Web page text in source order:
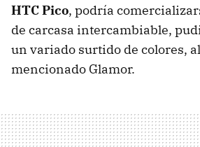
HTCPico, podría
de carcasa intercambiable,
un variado surtido de colores,
mencionado Glamor.